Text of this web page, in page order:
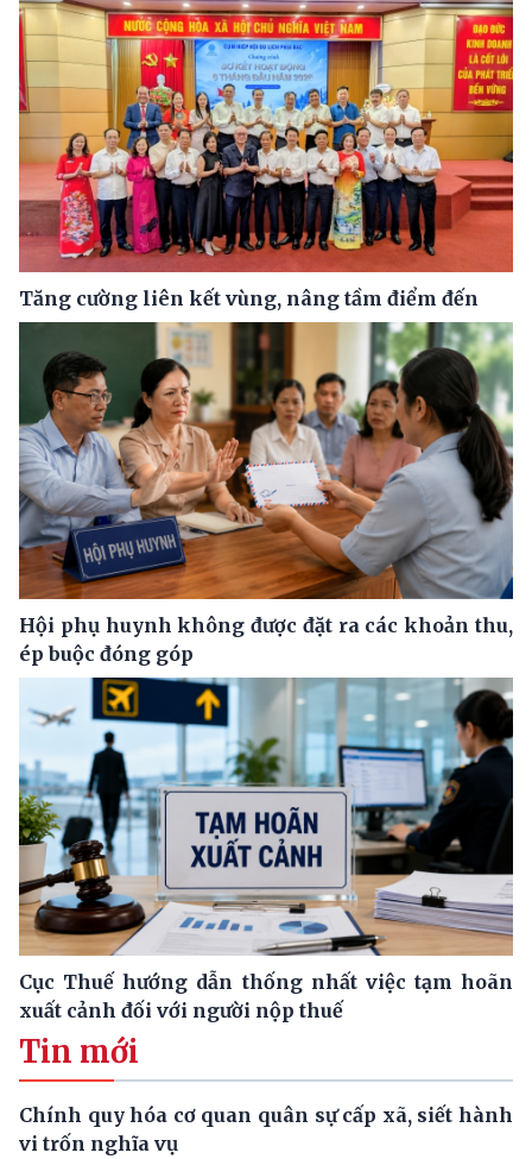
Tăng cường liên kết vùng, nâng tầm điểm đến
Hội phụ huynh không được đặt ra các khoản thu,
ép buộc đóng góp
Cục Thuế hướng dẫn thống nhất việc tạm hoãn
xuất cảnh đối với người nộp thuế
Tin mới
Chính quy hóa cơ quan quân sự cấp xã, siết hành
vi trốn nghĩa vụ